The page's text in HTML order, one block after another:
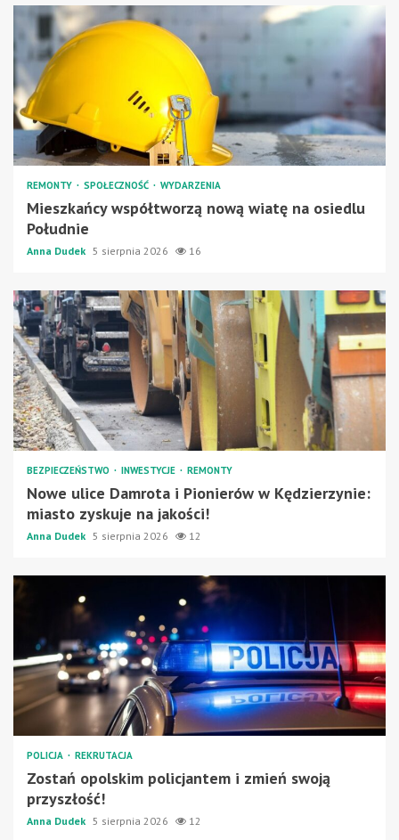
REMONTY SPOŁECZNOŚĆ WYDARZENIA
Mieszkańcy współtworzą nową wiatę na osiedlu
Południe
Anna Dudek 5 sierpnia 2026 16
BEZPIECZEŃSTWO INWESTYCJE REMONTY
Nowe ulice Damrota i Pionierów w Kędzierzynie:
miasto zyskuje na jakości!
Anna Dudek 5 sierpnia 2026 12
POLICJA REKRUTACJA
Zostań opolskim policjantem i zmień swoją
przyszłość!
Anna Dudek 5 sierpnia 2026 12